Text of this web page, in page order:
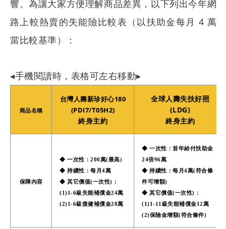
響。為讓大家方便理解商品差異，以下列出今年網
路上較熱賣的失能險比較表（以扶助金每月 4 萬
當比較基準）：
◂手機閱讀時，表格可左右移動▸
商品名稱
台灣人壽新珍好心180
(PDI7/T05H2)
終身主約
全球人壽失扶好照
(LDG)
終身主約
保障內容
◆ 一次性：200萬(最高)
◆ 持續性：每月4萬
◆ 其它價值(一次性)：
(1)1-6級失能補償金24萬
(2)1-6級復健補償金20萬
◆ 一次性：首年給付扶助金
24倍96萬
◆ 持續性：每月4萬(符合條
件可增額)
◆ 其它價值(一次性)：
(1)1-11級失能補償金12萬
(2)保險金增額(符合條件)